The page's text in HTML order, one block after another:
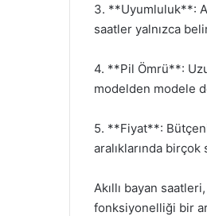
3. **Uyumluluk**:
saatler yalnızca
4. **Pil Ömrü**:
modelden modele
5. **Fiyat**:
aralıklarında
Akıllı bayan
fonksiyonelliği bir